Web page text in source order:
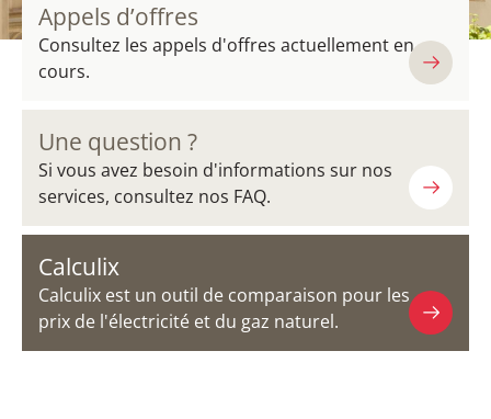
Appels d’offres
Consultez les appels d'offres actuellement en
cours.
Une question ?
Si vous avez besoin d'informations sur nos
services, consultez nos FAQ.
Calculix
Calculix est un outil de comparaison pour les
prix de l'électricité et du gaz naturel.